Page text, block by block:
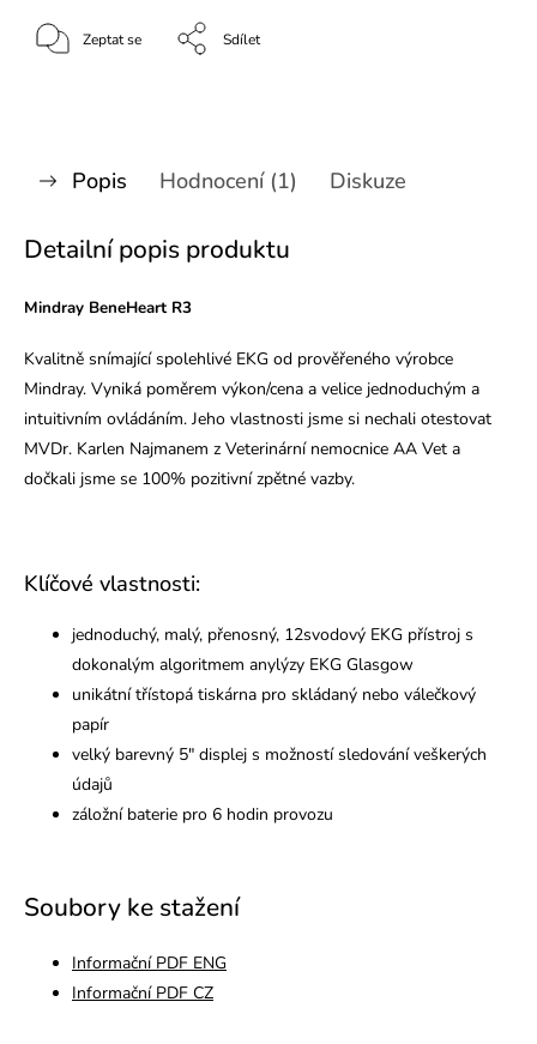
Zeptat se Sdílet
Popis Hodnocení (1) Diskuze
Detailní popis produktu
Mindray BeneHeart R3
Kvalitně snímající spolehlivé EKG od prověřeného výrobce
Mindray. Vyniká poměrem výkon/cena a velice jednoduchým a
intuitivním ovládáním. Jeho vlastnosti jsme si nechali otestovat
MVDr. Karlen Najmanem z Veterinární nemocnice AA Vet a
dočkali jsme se 100% pozitivní zpětné vazby.
Klíčové vlastnosti:
jednoduchý, malý, přenosný, 12svodový EKG přístroj s
dokonalým algoritmem anylýzy EKG Glasgow
unikátní třístopá tiskárna pro skládaný nebo válečkový
papír
velký barevný 5" displej s možností sledování veškerých
údajů
záložní baterie pro 6 hodin provozu
Soubory ke stažení
Informační PDF ENG
Informační PDF CZ